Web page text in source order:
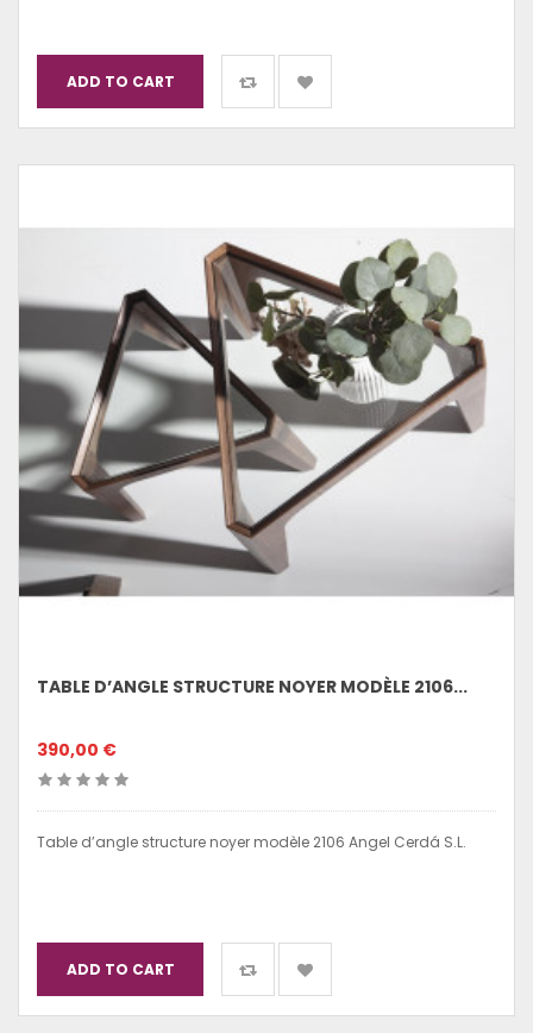
ADD TO CART
TABLE D’ANGLE STRUCTURE NOYER MODÈLE 2106...
390,00 €
Table d’angle structure noyer modèle 2106 Angel Cerdá S.L.
ADD TO CART